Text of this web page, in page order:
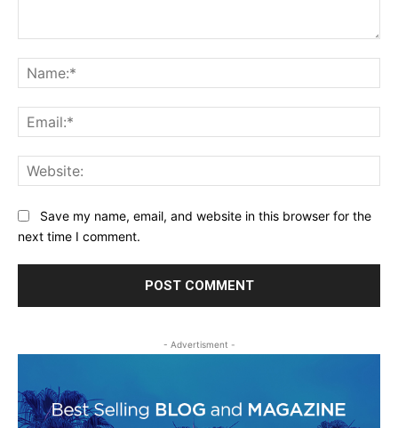
Save my name, email, and website in this browser for the
next time I comment.
- Advertisment -